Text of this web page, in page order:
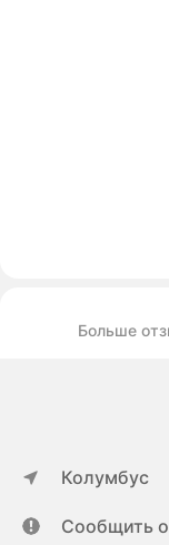
Больше
Колумбус
Сообщить